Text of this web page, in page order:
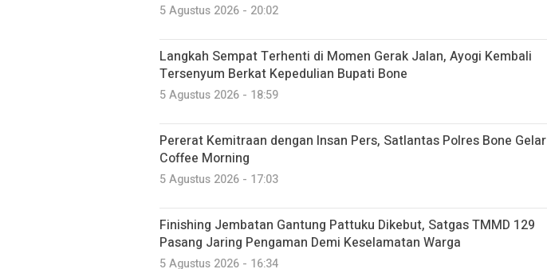
5 Agustus 2026 - 20:02
Langkah Sempat Terhenti di Momen Gerak Jalan, Ayogi Kembali
Tersenyum Berkat Kepedulian Bupati Bone
5 Agustus 2026 - 18:59
Pererat Kemitraan dengan Insan Pers, Satlantas Polres Bone Gelar
Coffee Morning
5 Agustus 2026 - 17:03
Finishing Jembatan Gantung Pattuku Dikebut, Satgas TMMD 129
Pasang Jaring Pengaman Demi Keselamatan Warga
5 Agustus 2026 - 16:34